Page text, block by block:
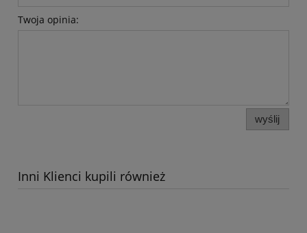
Twoja opinia:
wyślij
Inni Klienci kupili również